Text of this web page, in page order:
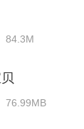
84.3M
76.99MB